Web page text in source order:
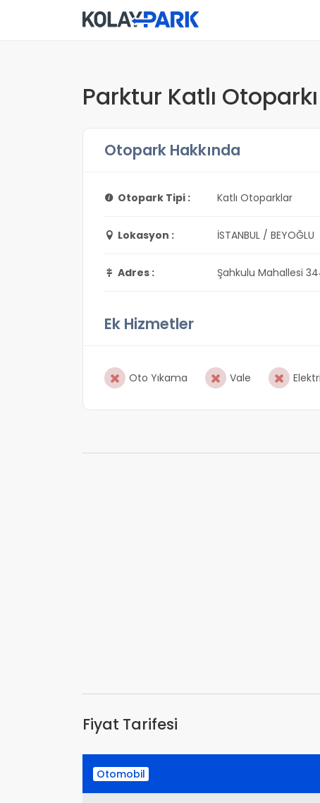
Parktur Katlı Otoparkı
Otopark Hakkında
Otopark Tipi : Katlı Otoparklar
Lokasyon : İSTANBUL / BEYOĞLU
Adres : Şahkulu Mahallesi
Ek Hizmetler
Oto Yıkama Vale
Fiyat Tarifesi
Otomobil